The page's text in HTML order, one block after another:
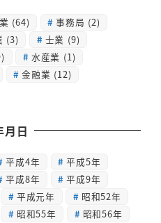
(64) 事務局 (2)
(3) 士業 (9)
水産業 (1)
金融業 (12)
月日
平成4年
平成5年
平成8年
平成9年
平成元年
昭和52年
昭和55年
昭和56年